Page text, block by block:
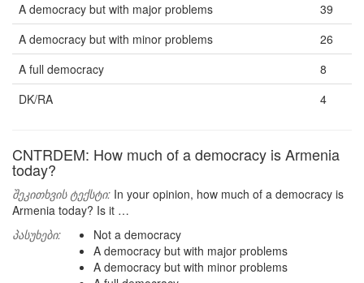
A democracy but with major problems
39
A democracy but with minor problems
26
A full democracy
8
DK/RA
4
CNTRDEM: How much of a democracy is Armenia
today?
შეკითხვის ტექსტი: In your opinion, how much of a democracy is
Armenia today? Is it …
პასუხები:
Not a democracy
A democracy but with major problems
A democracy but with minor problems